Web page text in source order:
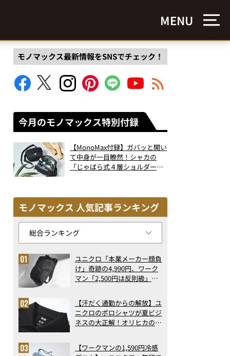
MENU
モノマックス最新情報をSNSでチェック！
今月のモノマックス特別付録
【MonoMax付録】ガバッと開い
て中身が一目瞭然！シャカの
「じゃばら式４層ショルダーバ
モノマックス 人気記事ランキング
ユニクロ「本業メーカー顔負
け」奇跡の4,990円、ワーク
マン「2,500円は反則級」凄
ト3】（2026年6月版）
【汗だく通勤からの解放】ユ
ニクロのポロシャツが夏ビジ
ネスの大正解！オリヒカの透
アの実力
【ワークマンの1,590円冷感